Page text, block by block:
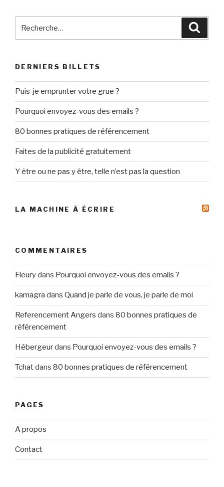
pour
DERNIERS BILLETS
Puis-je emprunter votre grue ?
Pourquoi envoyez-vous des emails ?
80 bonnes pratiques de référencement
Faites de la publicité gratuitement
Y être ou ne pas y être, telle n’est pas la question
LA MACHINE À ÉCRIRE
COMMENTAIRES
Fleurydans Pourquoi envoyez-vous des emails ?
kamagra dans Quand je parle de vous, je parle de moi
Referencement Angers dans 80 bonnes pratiques de
référencement
Hébergeurdans Pourquoi envoyez-vous des emails ?
Tchatdans 80 bonnes pratiques de référencement
PAGES
A propos
Contact